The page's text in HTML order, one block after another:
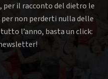
per il racconto del dietro le
non perderti nulla delle
l’anno, basta un click: